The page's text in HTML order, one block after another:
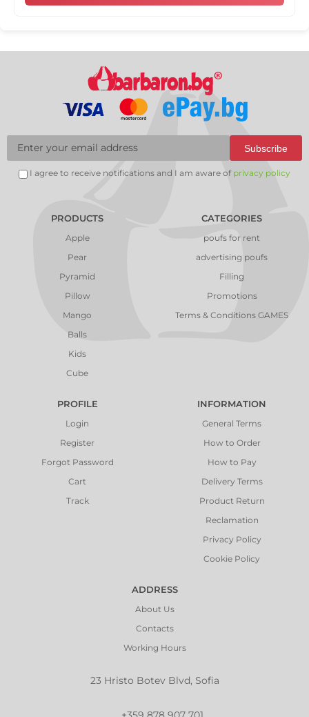
Subscribe
I agree to receive notifications and I am aware of privacy policy
PRODUCTS
Apple
Pear
Pyramid
Pillow
Mango
Balls
Kids
Cube
CATEGORIES
poufs for rent
advertising poufs
Filling
Promotions
Terms & Conditions GAMES
PROFILE
Login
Register
Forgot Password
Cart
Track
INFORMATION
General Terms
How to Order
How to Pay
Delivery Terms
Product Return
Reclamation
Privacy Policy
Cookie Policy
ADDRESS
About Us
Contacts
Working Hours
23 Hristo Botev Blvd, Sofia